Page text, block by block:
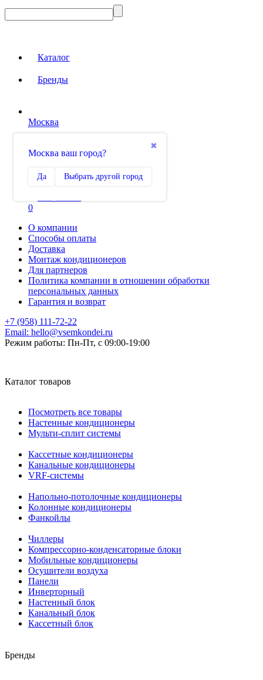
Каталог
Бренды
Москва
✖
Москва ваш город?
Да Выбрать другой город
Сравнение
0
О компании
Способы оплаты
Доставка
Монтаж кондиционеров
Для партнеров
Политика компании в отношении обработки
персональных данных
Гарантия и возврат
+7 (958) 111-72-22
Email: hello@vsemkondei.ru
Режим работы: Пн-Пт, с 09:00-19:00
Каталог товаров
Посмотреть все товары
Настенные кондиционеры
Мульти-сплит системы
Кассетные кондиционеры
Канальные кондиционеры
VRF-системы
Напольно-потолочные кондиционеры
Колонные кондиционеры
Фанкойлы
Чиллеры
Компрессорно-конденсаторные блоки
Мобильные кондиционеры
Осушители воздуха
Панели
Инверторный
Настенный блок
Канальный блок
Кассетный блок
Бренды